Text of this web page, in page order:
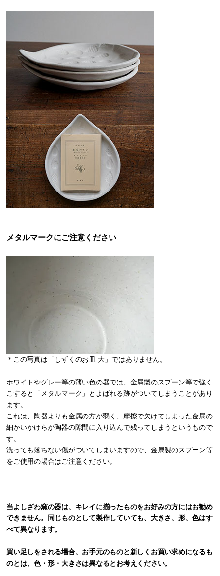
メタルマークにご注意ください
＊この写真は「しずくのお皿 大」ではありません。
ホワイトやグレー等の薄い色の器では、金属製のスプーン等で強く
こすると「メタルマーク」とよばれる跡がついてしまうことがあり
ます。
これは、陶器よりも金属の方が弱く、摩擦で欠けてしまった金属の
細かいかけらが陶器の隙間に入り込んで残ってしまうというもので
す。
洗っても落ちない傷がついてしまいますので、金属製のスプーン等
をご使用の場合はご注意ください。
当よしざわ窯の器は、キレイに揃ったものをお好みの方にはお勧め
できません。同じものとして製作していても、大きさ、形、色はす
べて異なります。
買い足しをされる場合、お手元のものと新しくお買い求めになるも
のとは、色・形・大きさは異なるとお考えください。